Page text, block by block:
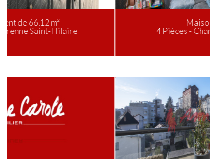
4 Pièces - Champigny-sur-Marne